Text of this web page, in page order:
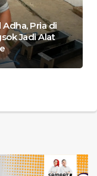
Pria di
Jadi Alat